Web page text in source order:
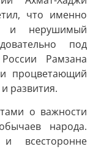
что именно
и нерушимый
под
Рамзана
процветающий
развития.
о важности
народа.
всесторонне